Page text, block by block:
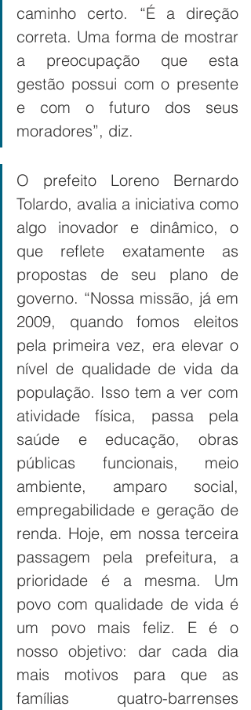
caminho certo. “É a direção
correta. Uma forma de mostrar
a preocupação que esta
gestão possui com o presente
e com o futuro dos seus
moradores”, diz.
O prefeito Loreno Bernardo
Tolardo, avalia a iniciativa como
algo inovador e dinâmico, o
que reflete exatamente as
propostas de seu plano de
governo. “Nossa missão, já em
2009, quando fomos eleitos
pela primeira vez, era elevar o
nível de qualidade de vida da
população. Isso tem a ver com
atividade física, passa pela
saúde e educação, obras
públicas funcionais, meio
ambiente, amparo social,
empregabilidade e geração de
renda. Hoje, em nossa terceira
passagem pela prefeitura, a
prioridade é a mesma. Um
povo com qualidade de vida é
um povo mais feliz. E é o
nosso objetivo: dar cada dia
mais motivos para que as
famílias quatro-barrenses